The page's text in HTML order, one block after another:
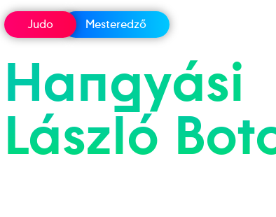
Judo Mesteredző
Hangyási
László